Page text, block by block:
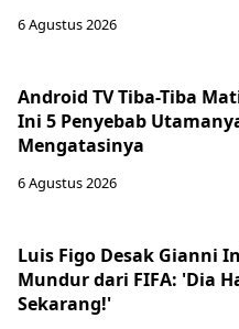
6 Agustus 2026
Android TV Tiba-Tiba
Ini 5 Penyebab
Mengatasinya
6 Agustus 2026
Luis Figo Desak Gianni
Mundur dari FIFA: 'Dia
Sekarang!'